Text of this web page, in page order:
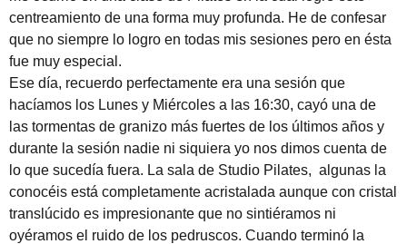
centreamiento de una forma muy profunda. He de confesar
que no siempre lo logro en todas mis sesiones pero en ésta
fue muy especial.
Ese día, recuerdo perfectamente era una sesión que
hacíamos los Lunes y Miércoles a las 16:30, cayó una de
las tormentas de granizo más fuertes de los últimos años y
durante la sesión nadie ni siquiera yo nos dimos cuenta de
lo que sucedía fuera. La sala de Studio Pilates, algunas la
conocéis está completamente acristalada aunque con cristal
translúcido es impresionante que no sintiéramos ni
oyéramos el ruido de los pedruscos. Cuando terminó la